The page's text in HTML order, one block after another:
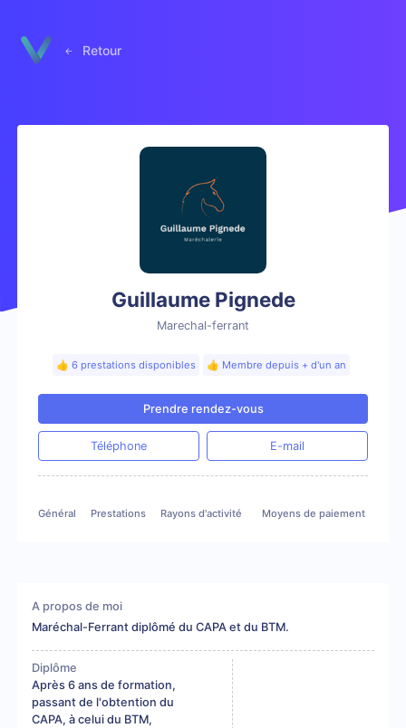
Retour
Guillaume Pignede
Marechal-ferrant
👍 6 prestations disponibles 👍 Membre depuis + d'un an
Prendre rendez-vous
Téléphone E-mail
Général Prestations Rayons d'activité Moyens de paiement
A propos de moi
Maréchal-Ferrant diplômé du CAPA et du BTM.
Diplôme
Après 6 ans de formation,
passant de l'obtention du
CAPA, à celui du BTM,